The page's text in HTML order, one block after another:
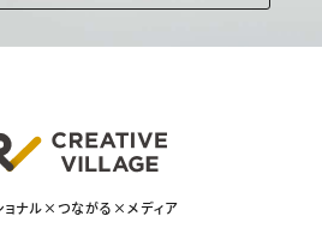
ョナル×つながる×メディア